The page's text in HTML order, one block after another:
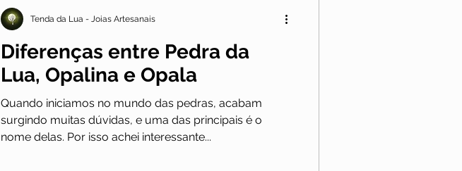
Diferenças entre Pedra da
Lua, Opalina e Opala
Quando iniciamos no mundo das pedras, acabam
surgindo muitas dúvidas, e uma das principais é o
nome delas. Por isso achei interessante...
Tenda da Lua - Joias Artesanais